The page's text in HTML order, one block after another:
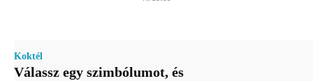
Koktél
Válassz egy szimbólumot, és